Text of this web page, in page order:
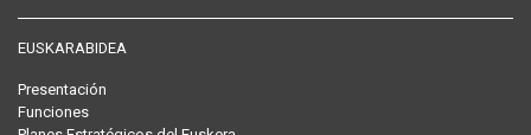
EUSKARABIDEA
Presentación
Funciones